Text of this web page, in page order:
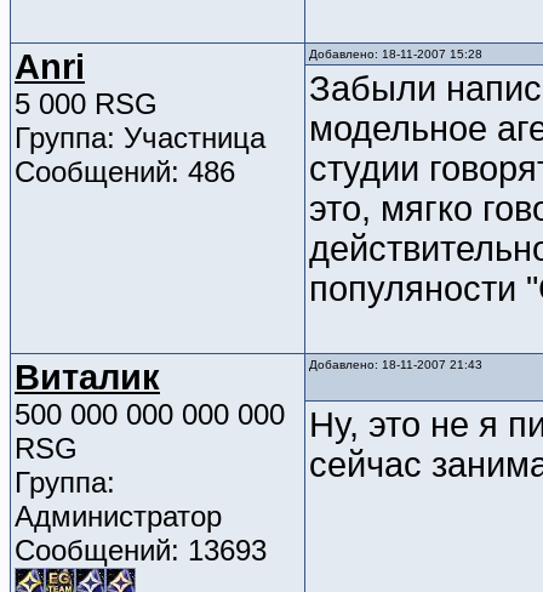
Anri
5 000 RSG
Группа: Участница
Сообщений: 486
Добавлено: 18-11-2007 15:28
Забыли
модельное
студии
это, мягко
популяности
Виталик
500 000 000 000 000
RSG
Группа:
Администратор
Сообщений: 13693
Добавлено: 18-11-2007 21:43
Ну, это не я
сейчас